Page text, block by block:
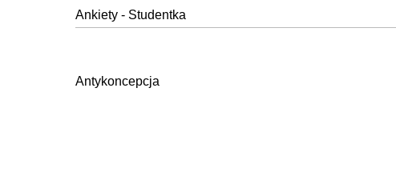
Ankiety - Studentka
Antykoncepcja